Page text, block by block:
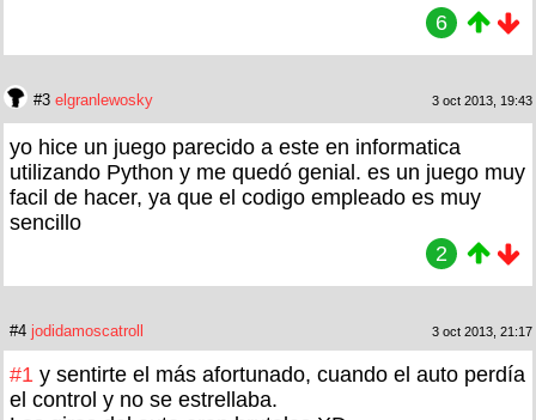
6
#3 elgranlewosky 3 oct 2013, 19:43
yo hice un juego parecido a este en informatica
utilizando Python y me quedó genial. es un juego muy
facil de hacer, ya que el codigo empleado es muy
sencillo
2
#4 jodidamoscatroll 3 oct 2013, 21:17
#1 y sentirte el más afortunado, cuando el auto perdía
el control y no se estrellaba.